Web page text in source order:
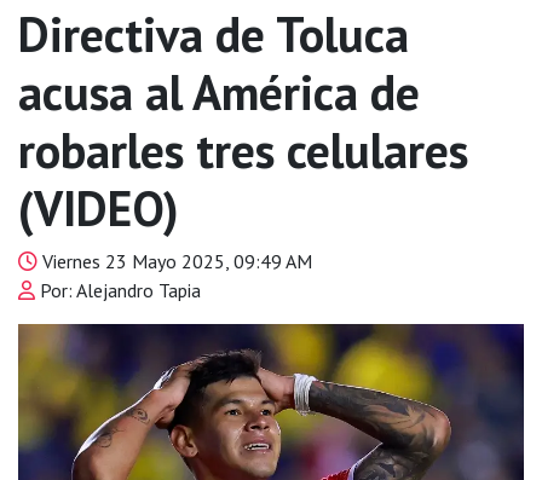
Directiva de Toluca
acusa al América de
robarles tres celulares
(VIDEO)
Viernes 23 Mayo 2025, 09:49 AM
Por: Alejandro Tapia